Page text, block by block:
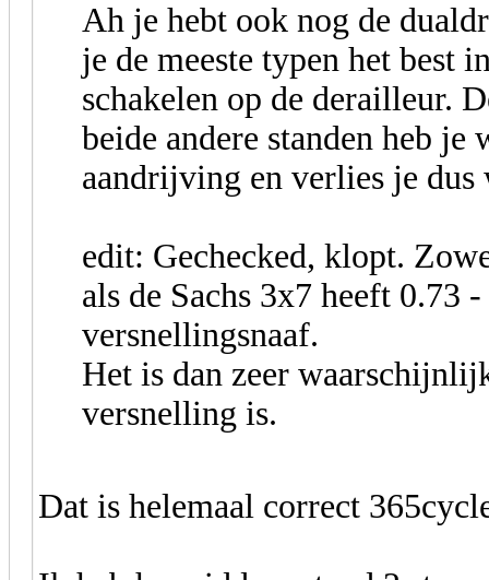
Ah je hebt ook nog de
je de meeste typen het best
schakelen op de derailleur.
beide andere standen heb je
aandrijving en verlies je dus
edit: Gechecked, klopt.
als de Sachs 3x7 heeft 0.73
versnellingsnaaf.
Het is dan zeer
versnelling is.
Dat is helemaal correct